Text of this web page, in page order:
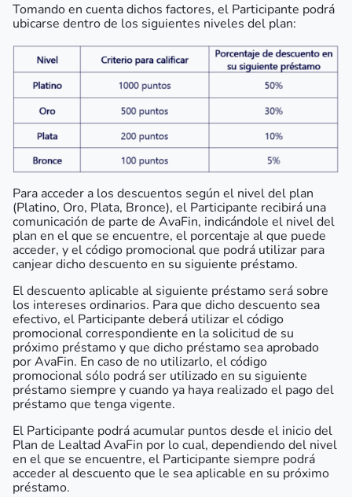
Tomando en cuenta dichos factores, el Participante podrá
ubicarse dentro de los siguientes niveles del plan:
Para acceder a los descuentos según el nivel del plan
(Platino, Oro, Plata, Bronce), el Participante recibirá una
comunicación de parte de AvaFin, indicándole el nivel del
plan en el que se encuentre, el porcentaje al que puede
acceder, y el código promocional que podrá utilizar para
canjear dicho descuento en su siguiente préstamo.
El descuento aplicable al siguiente préstamo será sobre
los intereses ordinarios. Para que dicho descuento sea
efectivo, el Participante deberá utilizar el código
promocional correspondiente en la solicitud de su
próximo préstamo y que dicho préstamo sea aprobado
por AvaFin. En caso de no utilizarlo, el código
promocional sólo podrá ser utilizado en su siguiente
préstamo siempre y cuando ya haya realizado el pago del
préstamo que tenga vigente.
El Participante podrá acumular puntos desde el inicio del
Plan de Lealtad AvaFin por lo cual, dependiendo del nivel
en el que se encuentre, el Participante siempre podrá
acceder al descuento que le sea aplicable en su próximo
préstamo.